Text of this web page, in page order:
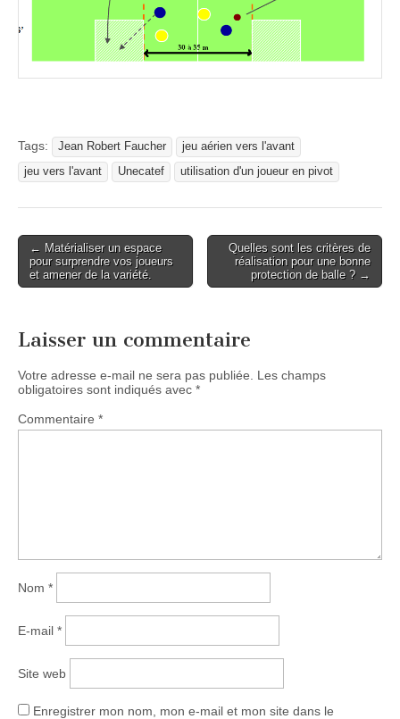
Tags: Jean Robert Faucher
jeu aérien vers l'avant
jeu vers l'avant
Unecatef utilisation d'un joueur en pivot
Post
navigation
← Matérialiser un espace
pour surprendre vos joueurs
et amener de la variété.
Quelles sont les critères de
réalisation pour une bonne
protection de balle ? →
Laisser un commentaire
Votre adresse e-mail ne sera pas publiée.
Les champs
obligatoires sont indiqués avec *
Commentaire *
Nom *
E-mail *
Site web
Enregistrer mon nom, mon e-mail et mon site dans le